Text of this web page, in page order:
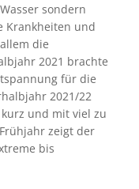
sondern
Krankheiten und
die
2021 brachte
für die
2021/22
und mit viel zu
zeigt der
bis